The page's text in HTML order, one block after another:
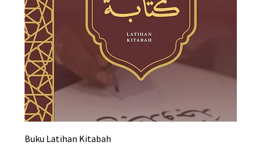
Buku Latihan Kitabah